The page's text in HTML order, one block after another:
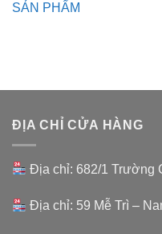
SẢN PHẨM
ĐỊA CHỈ CỬA HÀNG
Địa chỉ: 682/1 Trường
Địa chỉ: 59 Mễ Trì –